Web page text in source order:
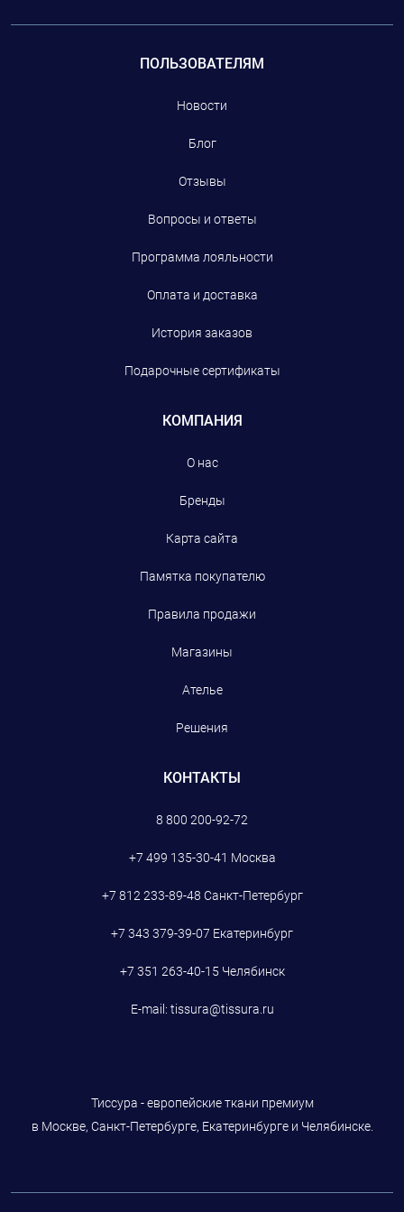
ПОЛЬЗОВАТЕЛЯМ
Новости
Блог
Отзывы
Вопросы и ответы
Программа лояльности
Оплата и доставка
История заказов
Подарочные сертификаты
КОМПАНИЯ
О нас
Бренды
Карта сайта
Памятка покупателю
Правила продажи
Магазины
Ателье
Решения
КОНТАКТЫ
8 800 200-92-72
+7 499 135-30-41 Москва
+7 812 233-89-48 Санкт-Петербург
+7 343 379-39-07 Екатеринбург
+7 351 263-40-15 Челябинск
E-mail: tissura@tissura.ru
Тиссура - европейские ткани премиум
в Москве, Санкт-Петербурге, Екатеринбурге и Челябинске.